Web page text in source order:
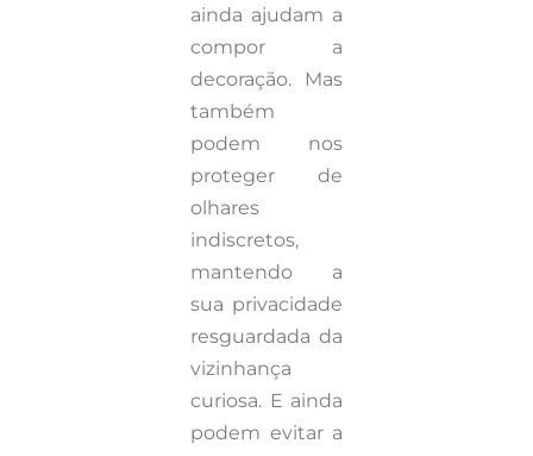
ainda ajudam a
compor a
decoração. Mas
também
podem nos
proteger de
olhares
indiscretos,
mantendo a
sua privacidade
resguardada da
vizinhança
curiosa. E ainda
podem evitar a